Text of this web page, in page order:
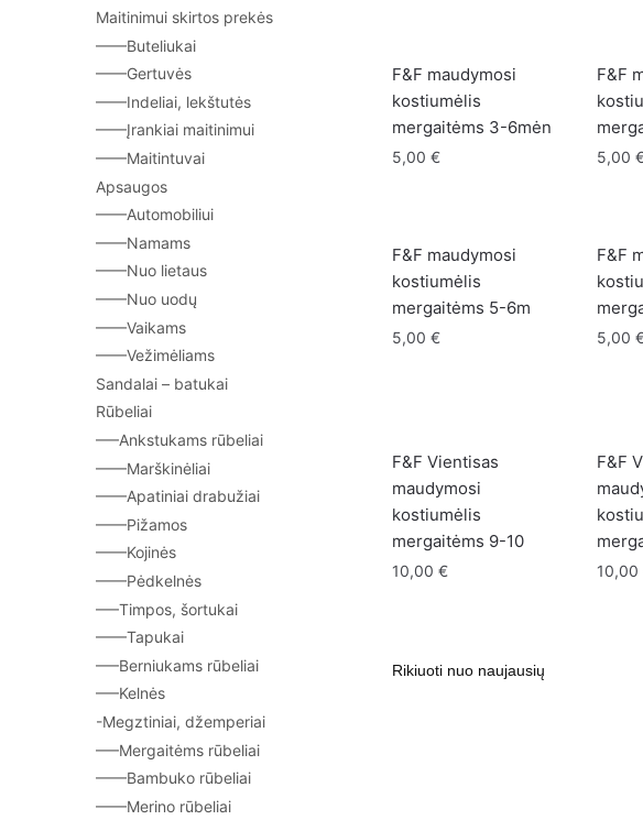
F&F maudymosi
kostiumėlis
mergaitėms 3-6mėn
5,00€
F&F
5,00
F&F maudymosi
kostiumėlis
mergaitėms 5-6m
5,00€
F&F
5,00
F&F Vientisas
maudymosi
kostiumėlis
mergaitėms 9-10
10,00€
F&F
10,00
Maitinimui skirtos prekės
——Buteliukai
——Gertuvės
——Indeliai, lekštutės
——Įrankiai maitinimui
——Maitintuvai
Apsaugos
——Automobiliui
——Namams
——Nuo lietaus
——Nuo uodų
——Vaikams
——Vežimėliams
Sandalai – batukai
Rūbeliai
—–Ankstukams rūbeliai
——Marškinėliai
——Apatiniai drabužiai
——Pižamos
——Kojinės
——Pėdkelnės
—–Timpos, šortukai
——Tapukai
—–Berniukams rūbeliai
—–Kelnės
-Megztiniai, džemperiai
—–Mergaitėms rūbeliai
——Bambuko rūbeliai
——Merino rūbeliai